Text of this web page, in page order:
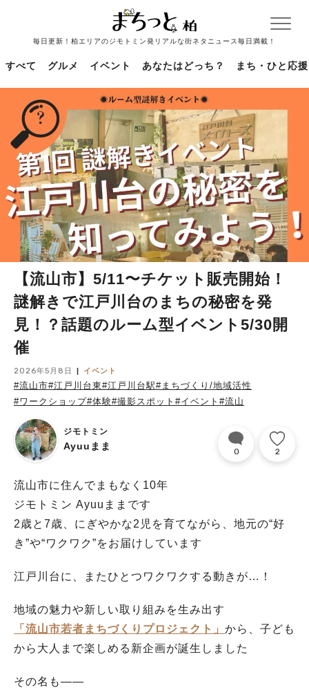
毎日更新！柏エリアのジモトミン発リアルな街ネタニュース毎日満載！
すべて グルメ イベント あなたはどっち？ まち・ひと応援
【流山市】5/11〜チケット販売開始！
謎解きで江戸川台のまちの秘密を発
見！？話題のルーム型イベント5/30開
催
2026年5月8日 イベント
#流山市#江戸川台東#江戸川台駅#まちづくり/地域活性
#ワークショップ#体験#撮影スポット #イベント #流山
ジモトミン
Ayuuまま 0 2
流山市に住んでまもなく10年
ジモトミン Ayuuままです
2歳と7歳、にぎやかな2児を育てながら、地元の“好
き”や“ワクワク”をお届けしています
江戸川台に、またひとつワクワクする動きが…！
地域の魅力や新しい取り組みを生み出す
「流山市若者まちづくりプロジェクト」 から、子ども
から大人まで楽しめる新企画が誕生しました
その名も――